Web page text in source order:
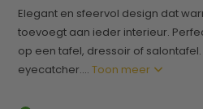
Elegant en sfeervol design dat
toevoegt aan ieder interieur.
op een tafel, dressoir of
eyecatcher....Toon meer